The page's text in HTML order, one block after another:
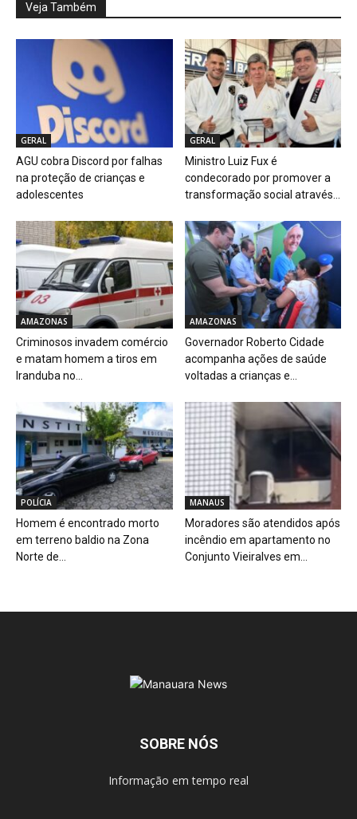
Veja Também
GERAL
AGU cobra Discord por falhas
na proteção de crianças e
adolescentes
GERAL
Ministro Luiz Fux é
condecorado por promover a
transformação social através...
AMAZONAS
Criminosos invadem comércio
e matam homem a tiros em
Iranduba no...
AMAZONAS
Governador Roberto Cidade
acompanha ações de saúde
voltadas a crianças e...
POLÍCIA
Homem é encontrado morto
em terreno baldio na Zona
Norte de...
MANAUS
Moradores são atendidos após
incêndio em apartamento no
Conjunto Vieiralves em...
SOBRE NÓS
Informação em tempo real